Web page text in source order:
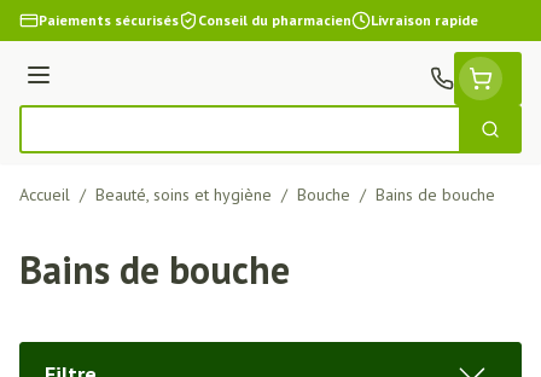
Aller au contenu
Paiements sécurisés Conseil du pharmacien Livraison rapide
Menu
Accueil / Beauté, soins et hygiène / Bouche / Bains de bouche
Bains de bouche